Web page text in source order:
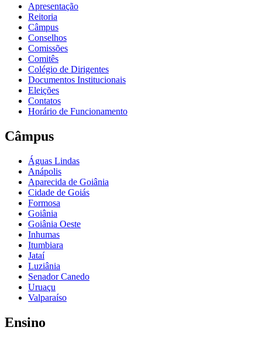
Apresentação
Reitoria
Câmpus
Conselhos
Comissões
Comitês
Colégio de Dirigentes
Documentos Institucionais
Eleições
Contatos
Horário de Funcionamento
Câmpus
Águas Lindas
Anápolis
Aparecida de Goiânia
Cidade de Goiás
Formosa
Goiânia
Goiânia Oeste
Inhumas
Itumbiara
Jataí
Luziânia
Senador Canedo
Uruaçu
Valparaíso
Ensino